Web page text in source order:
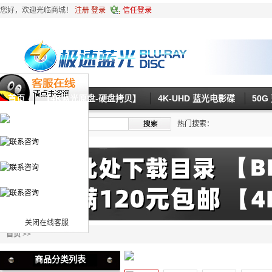
关闭在线客服
您好，欢迎光临商城！ 注册 登录 信任登录
首页 【4K蓝光原盘-硬盘拷贝】 4K-UHD 蓝光电影碟 50G
热门搜索：
首页>>
商品分类列表